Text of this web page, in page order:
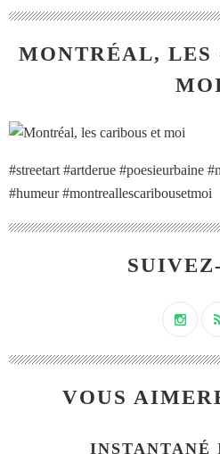
MONTRÉAL, LES
#streetart #artderue #poesieurbaine
#humeur #montreallescaribousetmoi
VOUS
INSTANTANÉ